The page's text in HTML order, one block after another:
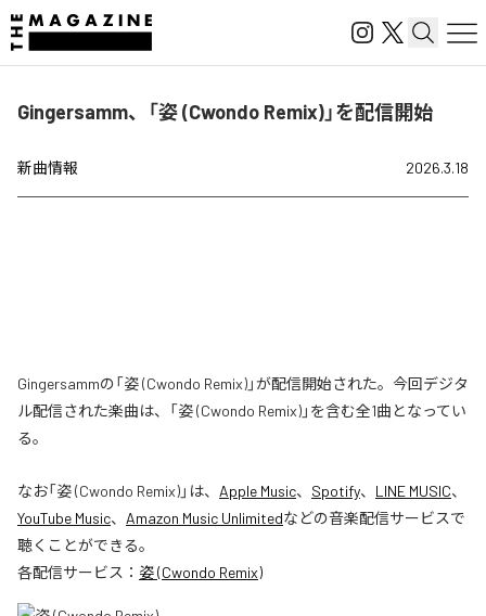
Gingersamm、「姿 (Cwondo Remix)」を配信開始
新曲情報 2026.3.18
Gingersammの「姿 (Cwondo Remix)」が配信開始された。今回デジタ
ル配信された楽曲は、「姿 (Cwondo Remix)」を含む全1曲となってい
る。
なお「姿 (Cwondo Remix)」は、 Apple Music、 Spotify、 LINE MUSIC、
YouTube Music、 Amazon Music Unlimitedなどの音楽配信サービスで
聴くことができる。
各配信サービス： 姿 (Cwondo Remix)